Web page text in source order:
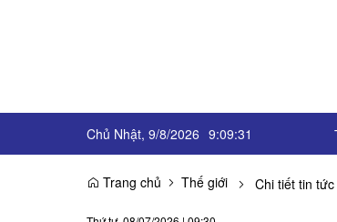
Chủ Nhật, 9/8/2026 9:09:32
Trang chủ Thế giới Chi tiết tin tức